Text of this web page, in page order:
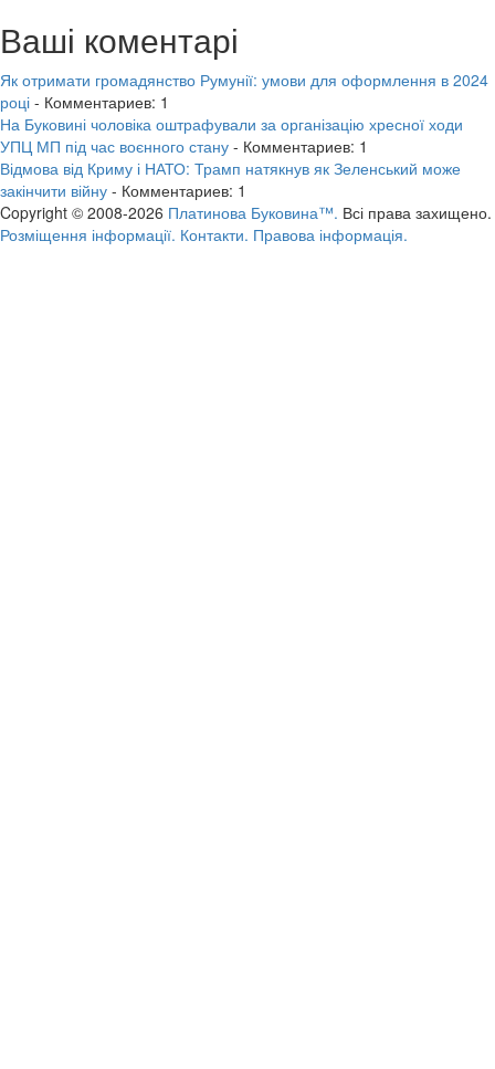
Ваші коментарі
Як отримати громадянство Румунії: умови для оформлення в 2024
році - Комментариев: 1
На Буковині чоловіка оштрафували за організацію хресної ходи
УПЦ МП під час воєнного стану - Комментариев: 1
Відмова від Криму і НАТО: Трамп натякнув як Зеленський може
закінчити війну - Комментариев: 1
Copyright © 2008-2026 Платинова Буковина™. Всі права захищено.
Розміщення інформації. Контакти. Правова інформація.